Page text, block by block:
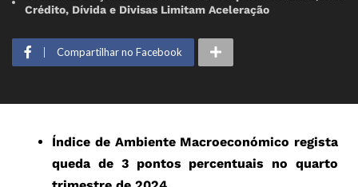
Crédito, Dívida e Divisas Limitam Aceleração
Compartilhar no Facebook
Índice de Ambiente Macroeconómico regista
queda de 3 pontos percentuais no quarto